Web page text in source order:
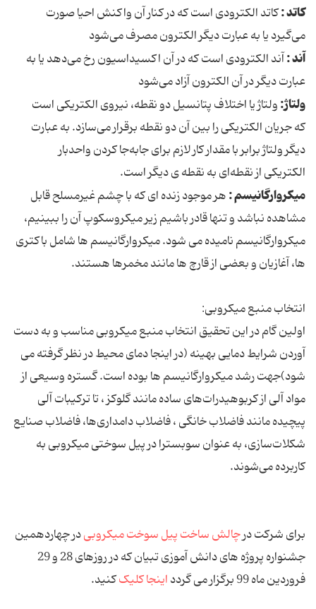
کاتد :کاتد الکترودی است که در کنار آن واکنش احیا صورت
می‌گیرد یا به عبارت دیگر الکترون مصرف می‌شود
آند :آند الکترودی است که در آن اکسیداسیون رخ می‌دهد یا به
عبارت دیگر در آن الکترون آزاد می‌شود
ولتاژ:ولتاژ یا اختلاف پتانسیل دو نقطه، نیروی الکتریکی است
که جریان الکتریکی را بین آن دو نقطه برقرار می‌سازد. به عبارت
دیگر ولتاژ برابر با مقدار کار لازم برای جابه‌جا کردن واحدبار
الکتریکی از نقطه‌ای به نقطه ی دیگر است.
میکروارگانیسم :هر موجود زنده ای که با چشم غیرمسلح قابل
مشاهده نباشد و تنها قادر باشیم زیر میکروسکوپ آن را ببینیم،
میکروارگانیسم نامیده می شود. میکروارگانیسم ها شامل باکتری
ها، آغازیان و بعضی از قارچ ها مانند مخمرها هستند.
انتخاب منبع میکروبی:
اولین گام در این تحقیق انتخاب منبع میکروبی مناسب و به دست
آوردن شرایط دمایی بهینه (در اینجا دمای محیط در نظر گرفته می
شود)جهت رشد میکروارگانیسم ها بوده است. گستره وسیعی از
مواد آلی از کربوهیدرات‌های ساده مانند گلوکز ، تا ترکیبات آلی
پیچیده مانند فاضلاب خانگی ، فاضلاب دامداری‌ها، فاضلاب صنایع
شکلات‌سازی، به عنوان سوبسترا در پیل سوختی میکروبی به
کاربرده می‌شوند.
برای شرکت درچالش ساخت پیل سوخت میکروبیدر چهاردهمین
جشنواره پروژه های دانش آموزی تبیان که در روزهای 28 و 29
فروردین ماه 99 برگزار می گردد
اینجا کلیککنید.